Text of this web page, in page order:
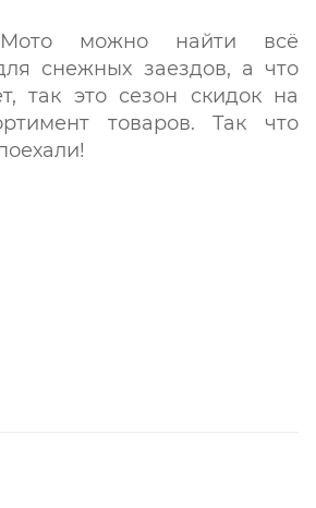
можно найти всё
снежных заездов, а что
так это сезон скидок на
товаров. Так что